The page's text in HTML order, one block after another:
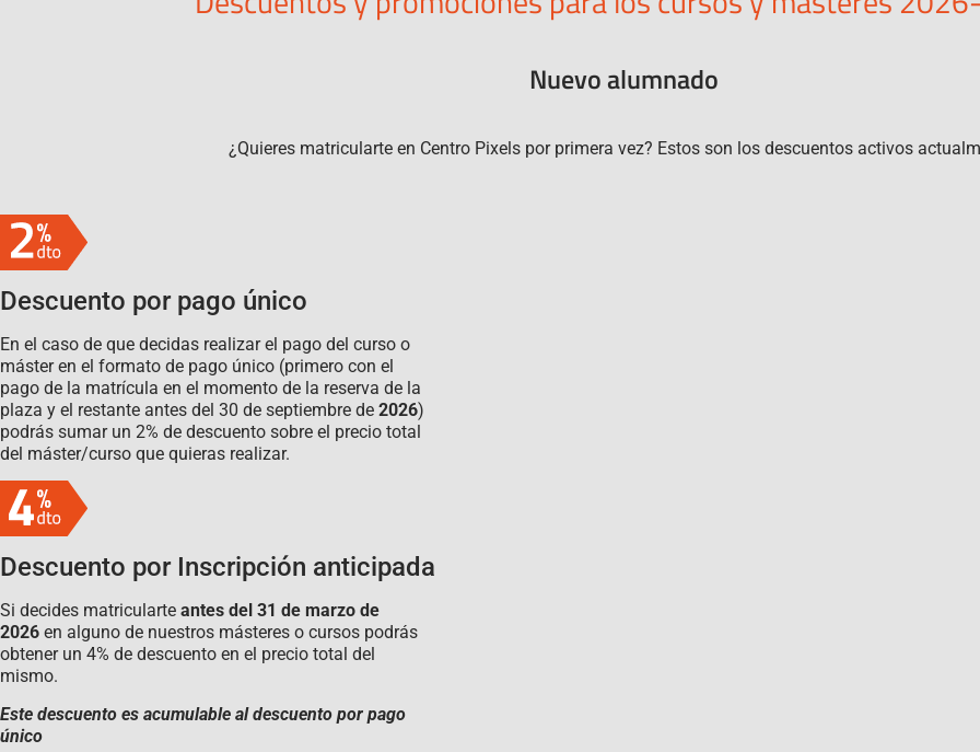
Nuevo alumnado
¿Quieres matricularte en Centro Pixels por primera vez? Estos son los descuentos activos
Descuento por pago único
En el caso de que decidas realizar el pago del curso o
máster en el formato de pago único (primero con el
pago de la matrícula en el momento de la reserva de la
plaza y el restante antes del 30 de septiembre de 2026)
podrás sumar un 2% de descuento sobre el precio total
del máster/curso que quieras realizar.
Descuento por Inscripción anticipada
Si decides matricularte antes del 31 de marzo de
2026 en alguno de nuestros másteres o cursos podrás
obtener un 4% de descuento en el precio total del
mismo.
Este descuento es acumulable al descuento por pago
único